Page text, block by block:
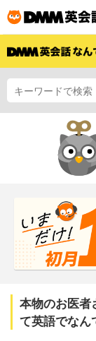
本物のお医者
て英語でなん